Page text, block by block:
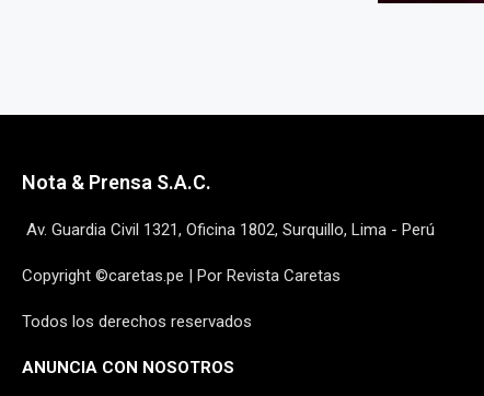
Nota & Prensa S.A.C.
Av. Guardia Civil 1321, Oficina 1802, Surquillo, Lima - Perú
Copyright ©caretas.pe | Por Revista Caretas
Todos los derechos reservados
ANUNCIA CON NOSOTROS